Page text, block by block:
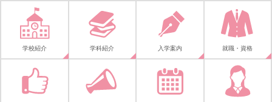
学校紹介 学科紹介 入学案内 就職・資格